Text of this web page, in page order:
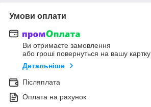
Умови оплати
Ви отримаєте замовлення
або гроші повернуться на вашу картку
Детальніше
Післяплата
Оплата на рахунок